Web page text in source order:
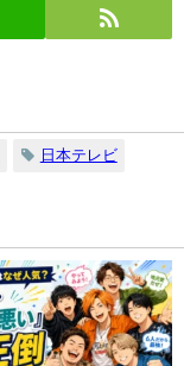
日本テレビ